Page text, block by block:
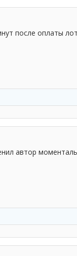
после оплаты
автор